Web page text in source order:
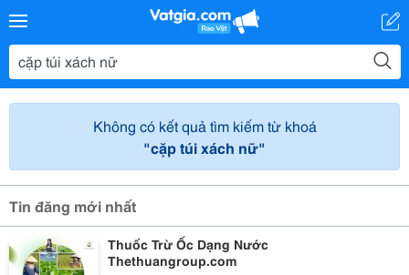
Không có kết quả tìm kiếm từ khoá
"cặp túi xách nữ"
Tin đăng mới nhất
Thuốc Trừ Ốc Dạng Nước
Thethuangroup.com